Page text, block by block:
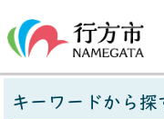
キーワードから探